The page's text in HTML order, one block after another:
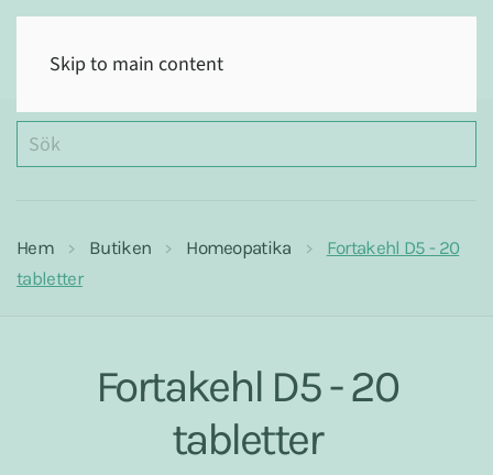
Skip to main content
Hem Butiken Homeopatika
Fortakehl D5 - 20
tabletter
Fortakehl D5 - 20
tabletter